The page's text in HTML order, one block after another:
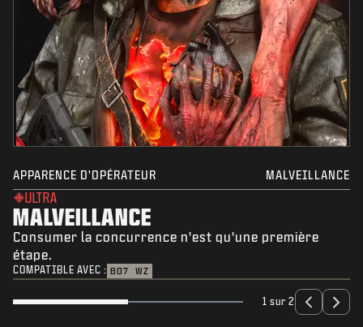
APPARENCE D'OPÉRATEUR MALVEILLANCE
ULTRA
MALVEILLANCE
Consumer la concurrence n'est qu'une première
étape.
COMPATIBLE AVEC : BO7 WZ
1 sur 2